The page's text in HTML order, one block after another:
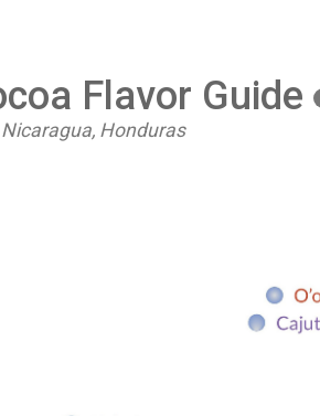
Flavor Guide
Nicaragua, Honduras